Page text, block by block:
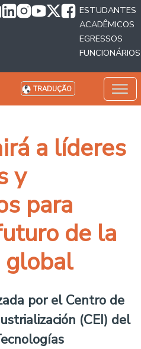
ESTUDANTES
ACADÊMICOS
EGRESSOS
FUNCIONÁRIOS
TRADUÇÃO
a líderes
y
para
de la
global
por el Centro de
(CEI) del